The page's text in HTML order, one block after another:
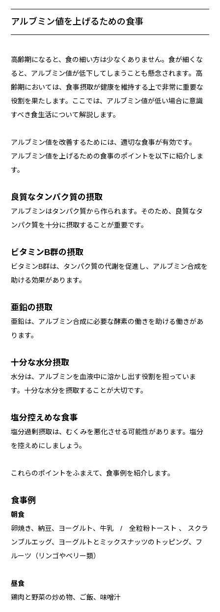
アルブミン値を上げるための食事
高齢期になると、食の細い方は少なくありません。食が細くな
ると、アルブミン値が低下してしまうことも懸念されます。高
齢期においては、食事摂取が健康を維持する上で非常に重要な
役割を果たします。ここでは、アルブミン値が低い場合に意識
すべき食生活について解説します。
アルブミン値を改善するためには、適切な食事が有効です。
アルブミン値を上げるための食事のポイントを以下に紹介しま
す。
良質なタンパク質の摂取
アルブミンはタンパク質から作られます。そのため、良質なタ
ンパク質を十分に摂取することが重要です。
ビタミンB群の摂取
ビタミンB群は、タンパク質の代謝を促進し、アルブミン合成を
助ける効果があります。
亜鉛の摂取
亜鉛は、アルブミン合成に必要な酵素の働きを助ける働きがあ
ります。
十分な水分摂取
水分は、アルブミンを血液中に溶かし出す役割を担っていま
す。十分な水分を摂取することが大切です。
塩分控えめな食事
塩分過剰摂取は、むくみを悪化させる可能性があります。塩分
を控えめにしましょう。
これらのポイントをふまえて、食事例を紹介します。
食事例
朝食
卵焼き、納豆、ヨーグルト、牛乳 / 全粒粉トースト 、 スクラ
ンブルエッグ、ヨーグルトとミックスナッツのトッピング、フ
ルーツ（リンゴやベリー類）
昼食
鶏肉と野菜の炒め物、ご飯、味噌汁